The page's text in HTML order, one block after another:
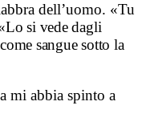
dell’uomo. «Tu
si vede dagli
sangue sotto la
mi abbia spinto a